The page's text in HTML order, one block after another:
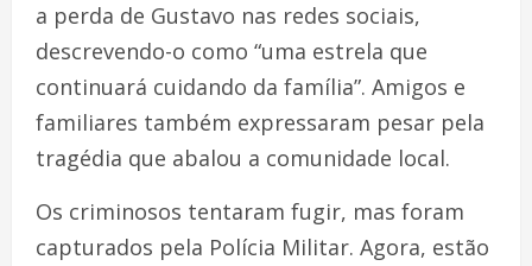
a perda de Gustavo nas redes sociais,
descrevendo-o como “uma estrela que
continuará cuidando da família”. Amigos e
familiares também expressaram pesar pela
tragédia que abalou a comunidade local.
Os criminosos tentaram fugir, mas foram
capturados pela Polícia Militar. Agora, estão